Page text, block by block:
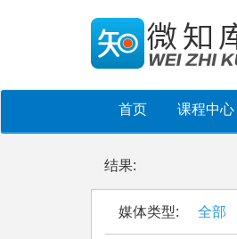
首页 课程中心
结果:
媒体类型: 全部